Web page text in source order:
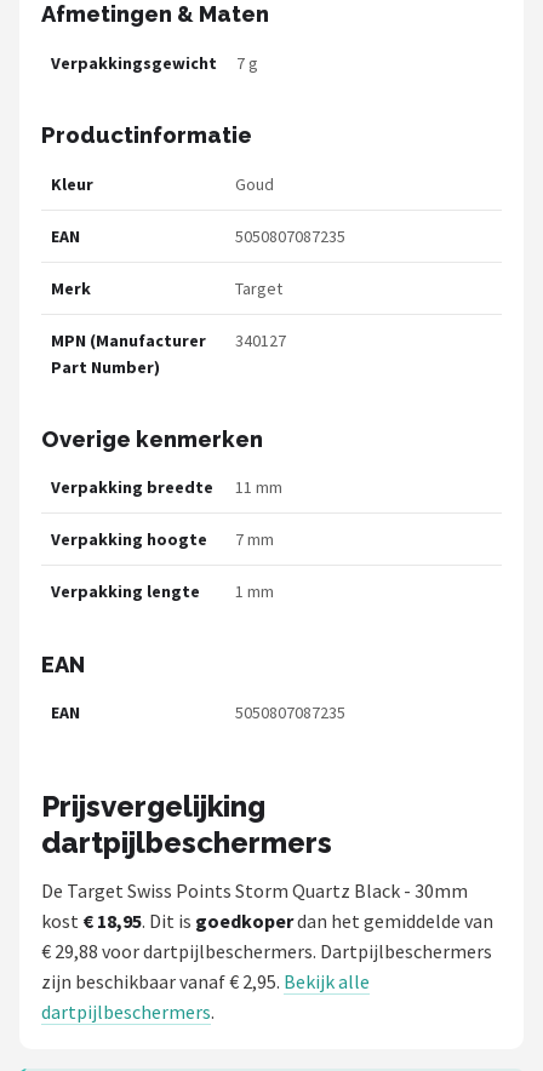
Afmetingen & Maten
Verpakkingsgewicht 7 g
Productinformatie
Kleur Goud
EAN 5050807087235
Merk Target
MPN (Manufacturer
Part Number)
340127
Overige kenmerken
Verpakking breedte 11 mm
Verpakking hoogte 7 mm
Verpakking lengte 1 mm
EAN
EAN 5050807087235
Prijsvergelijking
dartpijlbeschermers
De Target Swiss Points Storm Quartz Black - 30mm
kost € 18,95. Dit is goedkoperdan het gemiddelde van
€ 29,88 voor dartpijlbeschermers. Dartpijlbeschermers
zijn beschikbaar vanaf € 2,95. Bekijk alle
dartpijlbeschermers.